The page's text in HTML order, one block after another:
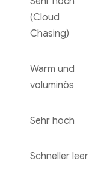
(Cloud
Chasing)
Warm und
voluminös
Sehr hoch
Schneller leer